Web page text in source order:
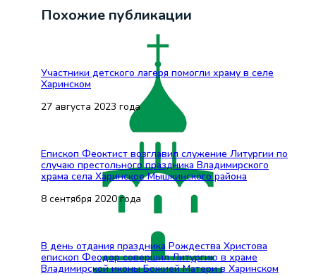
Похожие публикации
Участники детского лагеря помогли храму в селе
Харинском
27 августа 2023 года
Епископ Феоктист возглавил служение Литургии по
случаю престольного праздника Владимирского
храма села Харинское Мышкинского района
8 сентября 2020 года
В день отдания праздника Рождества Христова
епископ Феодор совершил Литургию в храме
Владимирской иконы Божией Матери в Харинском